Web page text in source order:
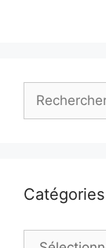
Rechercher :
Catégories
Catégories